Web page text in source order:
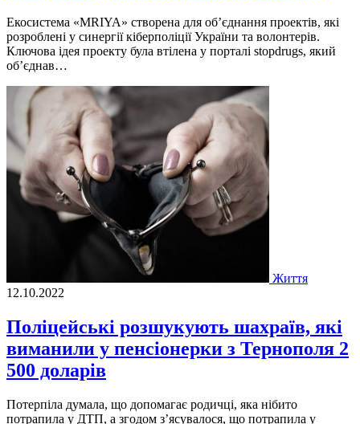
Екосистема «MRIYA» створена для об’єднання проектiв, якi
розробленi у синергiї кiберполiцiї України та волонтерiв.
Ключова iдея проекту була втiлена у порталi stopdrugs, який
об’єднав…
Життя
12.10.2022
Поліцейські розшукують шахраїв, які
виманили у пенсіонерки з Тернополя 2
500 доларів
Потерпiла думала, що допомагає родичцi, яка нiбито
потрапила у ДТП, а згодом з’ясувалося, що потрапила у